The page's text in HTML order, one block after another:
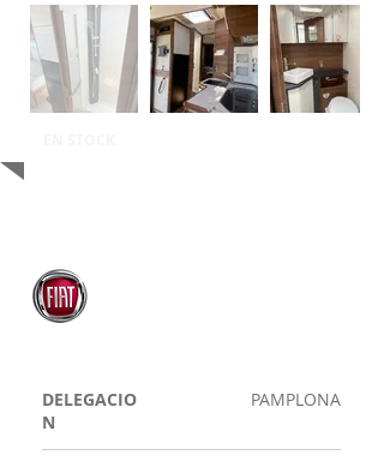
DELEGACIO
N
PAMPLONA